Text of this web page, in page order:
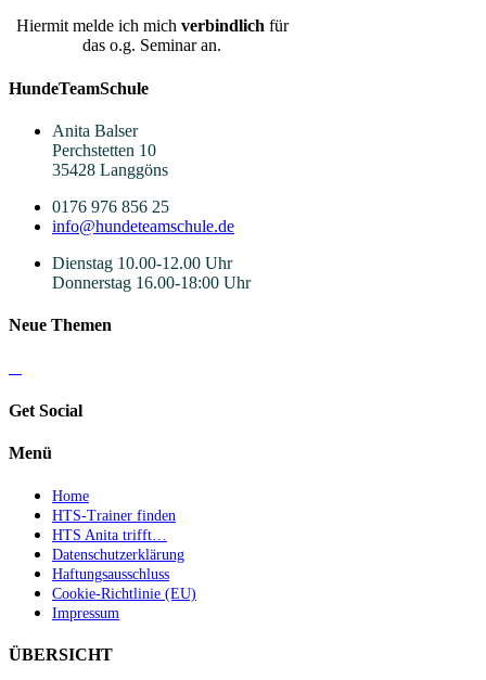
Hiermit melde ich mich verbindlich für
das o.g. Seminar an.
HundeTeamSchule
Anita Balser
Perchstetten 10
35428 Langgöns
0176 976 856 25
info@hundeteamschule.de
Dienstag 10.00-12.00 Uhr
Donnerstag 16.00-18:00 Uhr
Neue Themen
Get Social
Menü
Home
HTS-Trainer finden
HTS Anita trifft…
Datenschutzerklärung
Haftungsausschluss
Cookie-Richtlinie (EU)
Impressum
ÜBERSICHT